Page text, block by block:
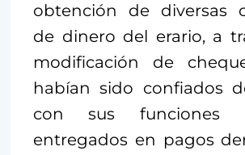
obtención de diversas
de dinero del erario, a
modificación de
habían sido confiados
con sus funciones
entregados en pagos